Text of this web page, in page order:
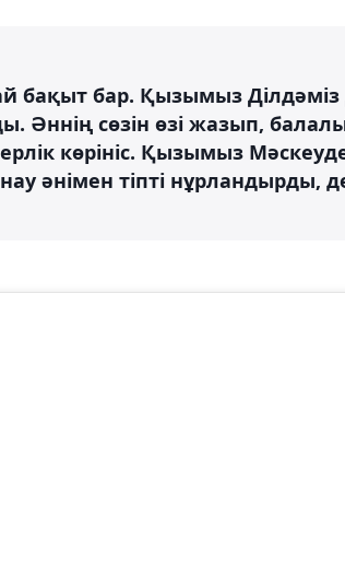
бақыт бар. Қызымыз
Әннің сөзін өзі жазып,
көрініс. Қызымыз
әнімен тіпті